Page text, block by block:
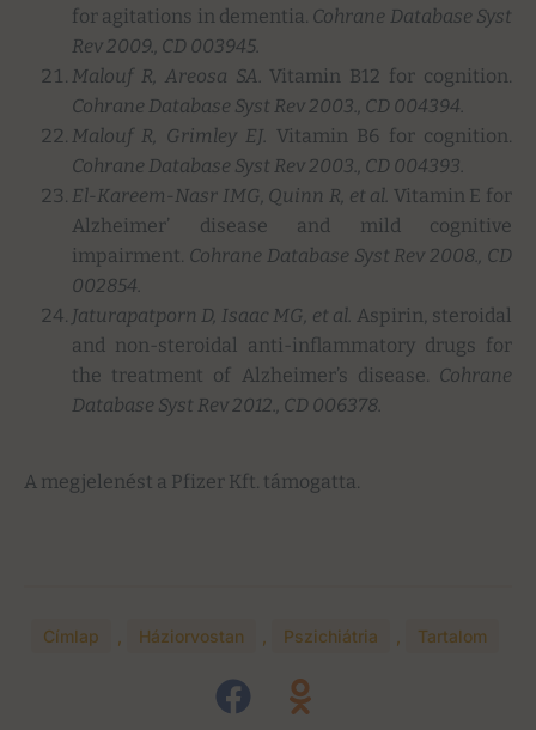
for agitations in dementia. Cohrane Database Syst
Rev 2009., CD 003945.
Malouf R, Areosa SA. Vitamin B12 for cognition.
Cohrane Database Syst Rev 2003., CD 004394.
Malouf R, Grimley EJ. Vitamin B6 for cognition.
Cohrane Database Syst Rev 2003., CD 004393.
El-Kareem-Nasr IMG, Quinn R, et al. Vitamin E for
Alzheimer’ disease and mild cognitive
impairment. Cohrane Database Syst Rev 2008., CD
002854.
Jaturapatporn D, Isaac MG, et al. Aspirin, steroidal
and non-steroidal anti-inflammatory drugs for
the treatment of Alzheimer’s disease. Cohrane
Database Syst Rev 2012., CD 006378.
A megjelenést a Pfizer Kft. támogatta.
Címlap Háziorvostan Pszichiátria Tartalom